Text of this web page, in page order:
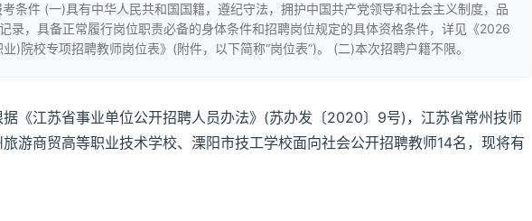
条件 (一)具有中华人民共和国国籍，遵纪守法，拥护中国共产党领导和社会主义制度，品
录，具备正常履行岗位职责必备的身体条件和招聘岗位规定的具体资格条件，详见《2026
)院校专项招聘教师岗位表》(附件，以下简称“岗位表”)。 (二)本次招聘户籍不限。
《江苏省事业单位公开招聘人员办法》(苏办发〔2020〕9号)，江苏省常州技师
游商贸高等职业技术学校、溧阳市技工学校面向社会公开招聘教师14名，现将有